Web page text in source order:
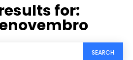
for:
SEARCH